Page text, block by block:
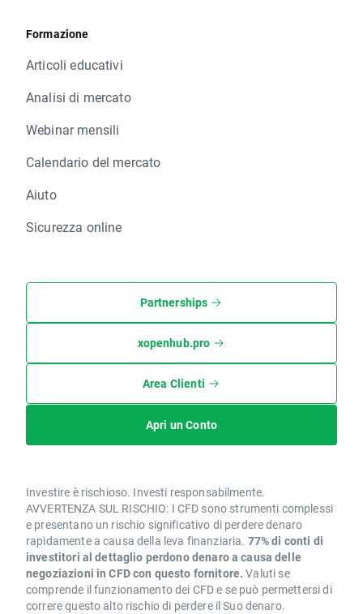
Formazione
Articoli educativi
Analisi di mercato
Webinar mensili
Calendario del mercato
Aiuto
Sicurezza online
Partnerships
xopenhub.pro
Area Clienti
Apri un Conto
Investire è rischioso. Investi responsabilmente.
AVVERTENZA SUL RISCHIO: I CFD sono strumenti complessi
e presentano un rischio significativo di perdere denaro
rapidamente a causa della leva finanziaria. 77% di conti di
investitori al dettaglio perdono denaro a causa delle
negoziazioni in CFD con questo fornitore. Valuti se
comprende il funzionamento dei CFD e se può permettersi di
correre questo alto rischio di perdere il Suo denaro.